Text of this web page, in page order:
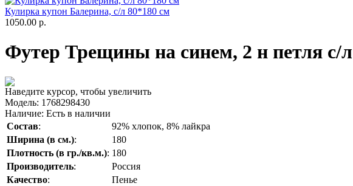
Кулирка купон Балерина, с/л 80*180 см
1050.00 р.
Футер Трещины на синем, 2 н петля с/л
Наведите курсор, чтобы увеличить
Модель: 1768298430
Наличие: Есть в наличии
Состав:
92% хлопок, 8% лайкра
Ширина (в см.):
180
Плотность (в гр./кв.м.): 180
Производитель:
Россия
Качество:
Пенье